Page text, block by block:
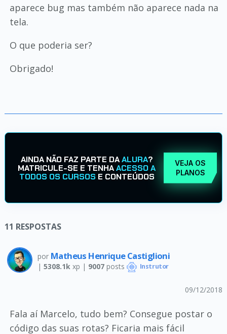
aparece bug mas também não aparece nada na
tela.
O que poderia ser?
Obrigado!
AINDA NÃO FAZ PARTE DAALURA?
MATRICULE-SE E TENHAACESSO A
TODOS OS CURSOS E CONTEÚDOS
VEJA OS
PLANOS
11 RESPOSTAS
por Matheus Henrique Castiglioni
| 5308.1k xp | 9007posts Instrutor
09/12/2018
Fala aí Marcelo, tudo bem? Consegue postar o
código das suas rotas? Ficaria mais fácil